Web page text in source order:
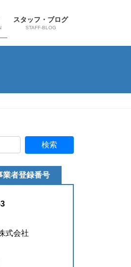
スタッフ・ブログ
STAFF-BLOG
業者登録番号
式会社